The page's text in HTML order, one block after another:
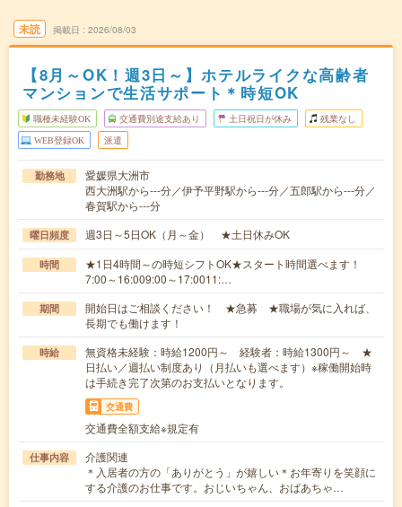
未読 掲載日 2026/08/03
【8月～OK！週3日～】ホテルライクな高齢者
マンションで生活サポート＊時短OK
職種未経験OK 交通費別途支給あり 土日祝日が休み 残業なし
WEB登録OK 派遣
勤務地
愛媛県大洲市
西大洲駅から---分／伊予平野駅から---分／五郎駅から---分／
春賀駅から---分
曜日頻度 週3日～5日OK（月～金） ★土日休みOK
時間
★1日4時間～の時短シフトOK★スタート時間選べます！
7:00～16:009:00～17:0011:…
期間
開始日はご相談ください！ ★急募 ★職場が気に入れば、
長期でも働けます！
時給
無資格未経験：時給1200円～ 経験者：時給1300円～ ★
日払い／週払い制度あり（月払いも選べます）※稼働開始時
は手続き完了次第のお支払いとなります。
交通費
交通費全額支給※規定有
仕事内容
介護関連
＊入居者の方の「ありがとう」が嬉しい＊お年寄りを笑顔に
する介護のお仕事です。おじいちゃん、おばあちゃ…